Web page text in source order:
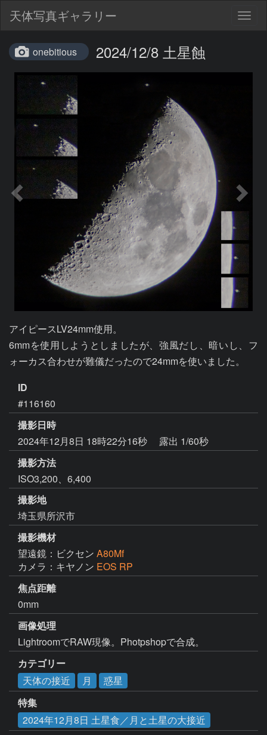
天体写真ギャラリー
onebitious 2024/12/8 土星蝕
アイピースLV24mm使用。
6mmを使用しようとしましたが、強風だし、暗いし、フ
ォーカス合わせが難儀だったので24mmを使いました。
ID
#116160
撮影日時
2024年12月8日 18時22分16秒
露出 1/60秒
撮影方法
ISO3,200、6,400
撮影地
埼玉県所沢市
撮影機材
望遠鏡：ビクセン A80Mf
カメラ：キヤノン EOS RP
焦点距離
0mm
画像処理
LightroomでRAW現像。Photpshopで合成。
カテゴリー
天体の接近
月
惑星
特集
2024年12月8日 土星食／月と土星の大接近